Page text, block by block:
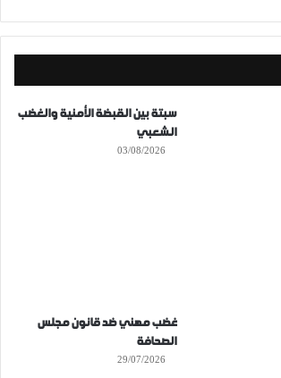
سبتة بين القبضة الأمنية والغضب
الشعبي
03/08/2026
غضب مهني ضد قانون مجلس
الصحافة
29/07/2026